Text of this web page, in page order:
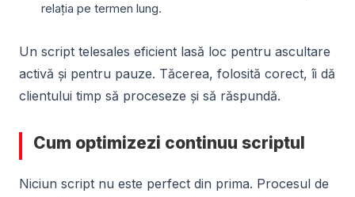
relația pe termen lung.
Un script telesales eficient lasă loc pentru ascultare
activă și pentru pauze. Tăcerea, folosită corect, îi dă
clientului timp să proceseze și să răspundă.
Cum optimizezi continuu scriptul
Niciun script nu este perfect din prima. Procesul de